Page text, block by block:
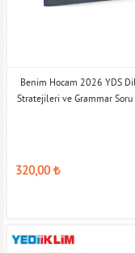
Benim Hocam 2026 YDS
Stratejileri ve Grammar Soru
320,00₺